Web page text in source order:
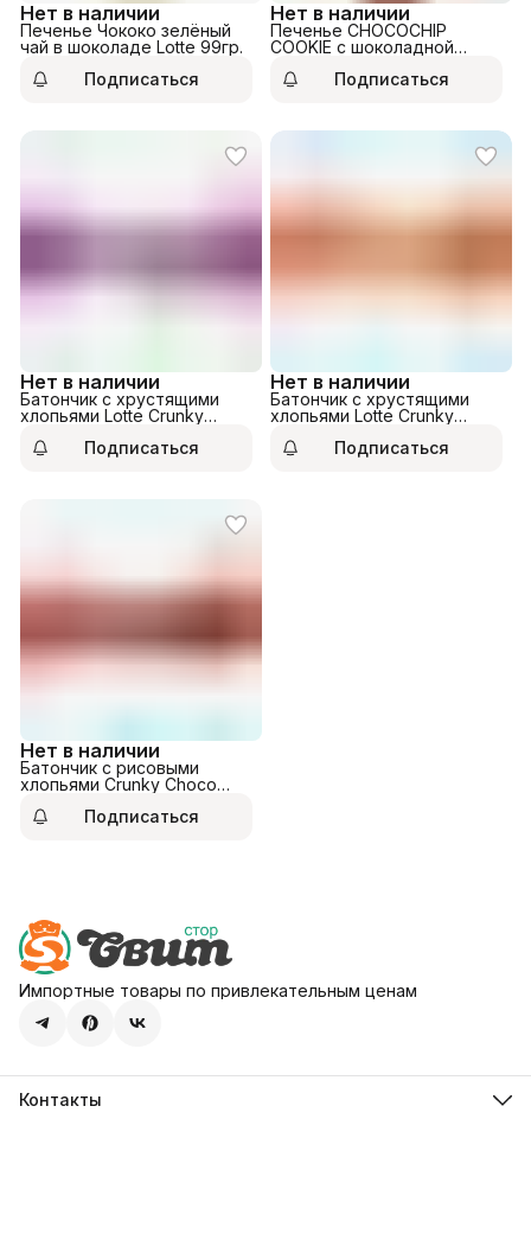
Нет в наличии
Печенье Чококо зелёный
чай в шоколаде Lotte 99гр.
Подписаться
Нет в наличии
Печенье CHOCOCHIP
COOKIE с шоколадной
Подписаться
Нет в наличии
Батончик с хрустящими
хлопьями Lotte Crunky
Подписаться
Нет в наличии
Батончик с хрустящими
хлопьями Lotte Crunky
Подписаться
Нет в наличии
Батончик с рисовыми
хлопьями Crunky Choco
Подписаться
Импортные товары по привлекательным ценам
Контакты